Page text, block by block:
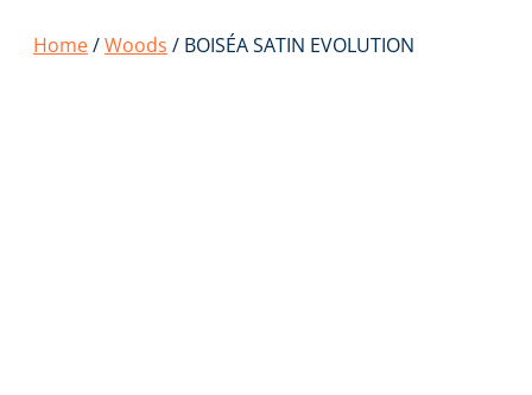
Home/Woods / BOISÉA SATIN EVOLUTION